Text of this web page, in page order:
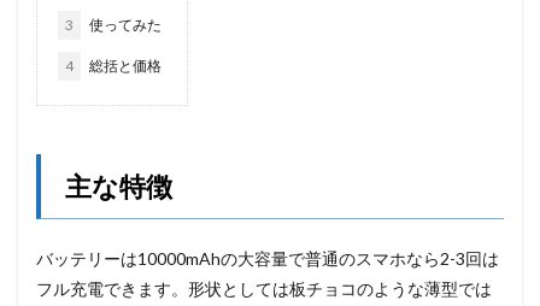
3 使ってみた
4 総括と価格
主な特徴
バッテリーは10000mAhの大容量で普通のスマホなら2-3回は
フル充電できます。形状としては板チョコのような薄型では